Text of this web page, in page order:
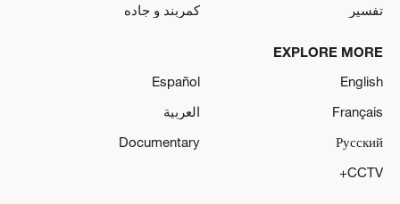
تفسیر
کمربند و جاده
EXPLORE MORE
English
Español
Français
العربية
Русский
Documentary
CCTV+